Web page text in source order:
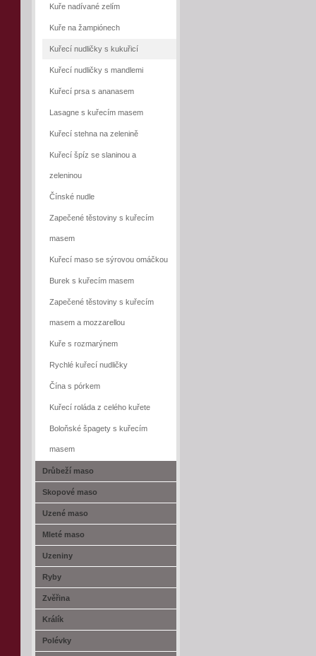
Kuře nadívané zelím
Kuře na žampiónech
Kuřecí nudličky s kukuřicí
Kuřecí nudličky s mandlemi
Kuřecí prsa s ananasem
Lasagne s kuřecím masem
Kuřecí stehna na zelenině
Kuřecí špíz se slaninou a
zeleninou
Čínské nudle
Zapečené těstoviny s kuřecím
masem
Kuřecí maso se sýrovou omáčkou
Burek s kuřecím masem
Zapečené těstoviny s kuřecím
masem a mozzarellou
Kuře s rozmarýnem
Rychlé kuřecí nudličky
Čína s pórkem
Kuřecí roláda z celého kuřete
Boloňské špagety s kuřecím
masem
Drůbeží maso
Skopové maso
Uzené maso
Mleté maso
Uzeniny
Ryby
Zvěřina
Králík
Polévky